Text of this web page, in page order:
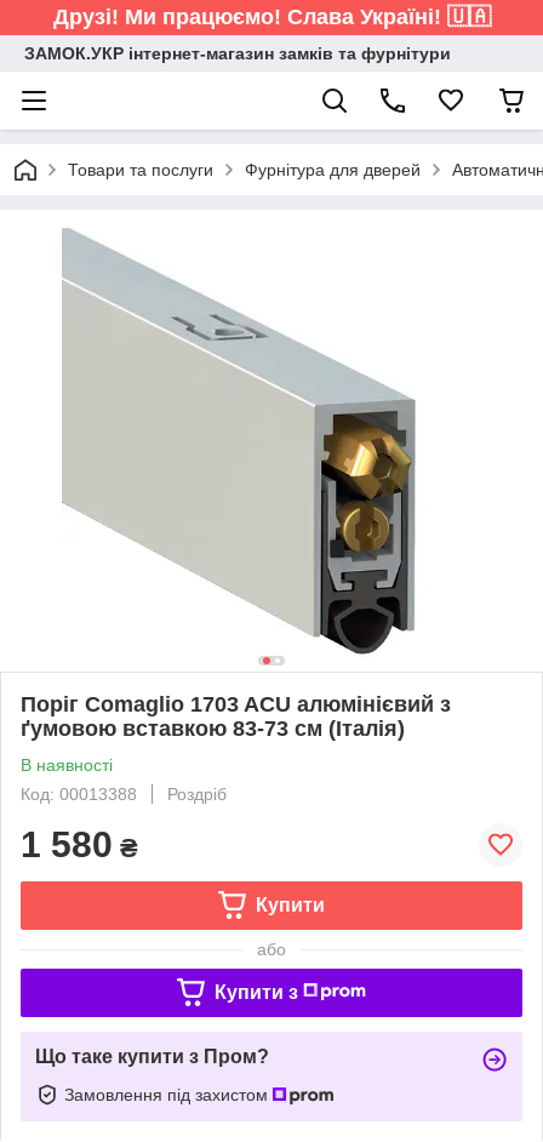
Друзі! Ми працюємо! Слава Україні! 🇺🇦
ЗАМОК.УКР інтернет-магазин замків та фурнітури
Товари та послуги Фурнітура для дверей
Поріг Comaglio 1703 ACU алюмінієвий з
ґумовою вставкою 83-73 см (Італія)
В наявності
Код: 00013388
Роздріб
1 580 ₴
Купити
або
Купити з
Що таке купити з Пром?
Замовлення під захистом